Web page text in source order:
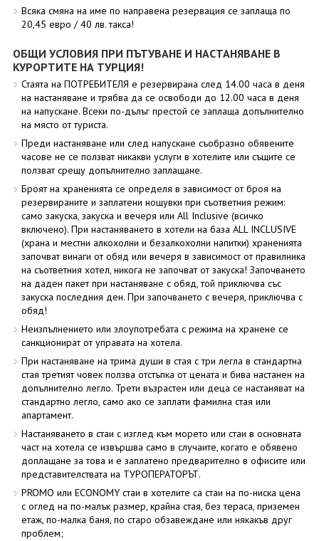
Всяка смяна на име по направена резервация се заплаща по
20,45 евро / 40 лв. такса!
ОБЩИ УСЛОВИЯ ПРИ ПЪТУВАНЕ И НАСТАНЯВАНЕ В
КУРОРТИТЕ НА ТУРЦИЯ!
Стаята на ПОТРЕБИТЕЛЯ е резервирана след 14.00 часа в деня
на настаняване и трябва да се освободи до 12.00 часа в деня
на напускане. Всеки по-дълъг престой се заплаща допълнително
на място от туриста.
Преди настаняване или след напускане съобразно обявените
часове не се ползват никакви услуги в хотелите или същите се
ползват срещу допълнително заплащане.
Броят на храненията се определя в зависимост от броя на
резервираните и заплатени нощувки при съответния режим:
само закуска, закуска и вечеря или All Inclusive (всичко
включено). При настаняването в хотели на база ALL INCLUSIVE
(храна и местни алкохолни и безалкохолни напитки) храненията
започват винаги от обяд или вечеря в зависимост от правилника
на съответния хотел, никога не започват от закуска! Започването
на даден пакет при настаняване с обяд, той приключва със
закуска последния ден. При започването с вечеря, приключва с
обяд!
Неизпълнението или злоупотребата с режима на хранене се
санкционират от управата на хотела.
При настаняване на трима души в стая с три легла в стандартна
стая третият човек ползва отстъпка от цената и бива настанен на
допълнително легло. Трети възрастен или деца се настаняват на
стандартно легло, само ако се заплати фамилна стая или
апартамент.
Настаняването в стаи с изглед към морето или стаи в основната
част на хотела се извършва само в случаите, когато е обявено
доплащане за това и е заплатено предварително в офисите или
представителствата на ТУРОПЕРАТОРЪТ.
PROMO или ECONOMY стаи в хотелите са стаи на по-ниска цена
с оглед на по-малък размер, крайна стая, без тераса, приземен
етаж, по-малка баня, по старо обзавеждане или някакъв друг
проблем;